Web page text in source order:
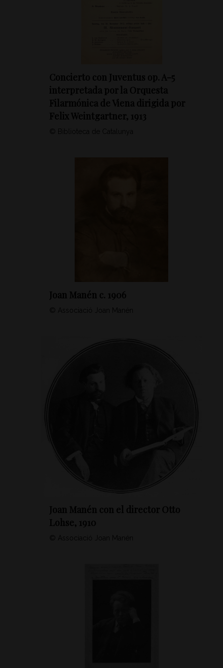
Concierto con Juventus op. A-5
interpretada por la Orquesta
Filarmónica de Viena dirigida por
Felix Weintgartner, 1913
© Biblioteca de Catalunya
Joan Manén c. 1906
© Associació Joan Manén
Joan Manén con el director Otto
Lohse, 1910
© Associació Joan Manén